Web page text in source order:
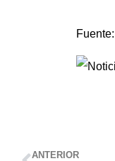
Fuente:
ANTERIOR